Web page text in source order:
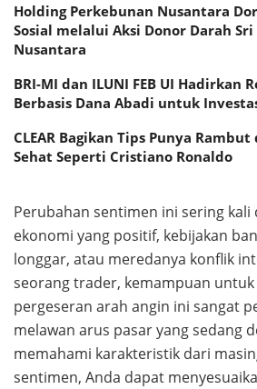
Holding Perkebunan Nusantara
Sosial melalui Aksi Donor Darah
Nusantara
BRI-MI dan ILUNI FEB UI Hadirkan
Berbasis Dana Abadi untuk
CLEAR Bagikan Tips Punya
Sehat Seperti Cristiano Ronaldo
Perubahan sentimen ini sering
ekonomi yang positif, kebijakan
longgar, atau meredanya konflik
seorang trader, kemampuan
pergeseran arah angin ini sangat
melawan arus pasar yang sedang
memahami karakteristik dari
sentimen, Anda dapat